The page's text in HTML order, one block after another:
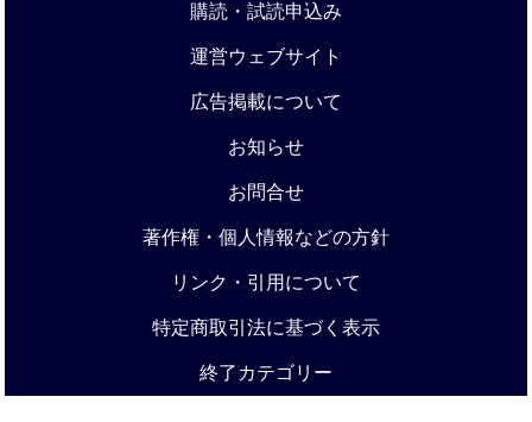
購読・試読申込み
運営ウェブサイト
広告掲載について
お知らせ
お問合せ
著作権・個人情報などの方針
リンク・引用について
特定商取引法に基づく表示
終了カテゴリー